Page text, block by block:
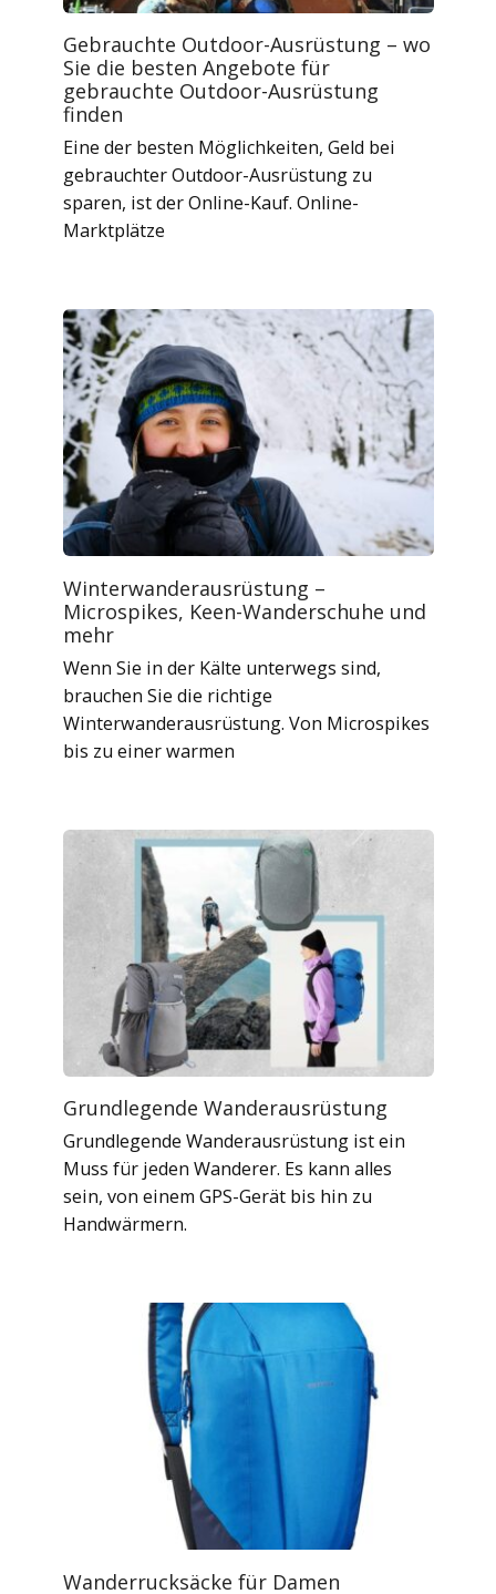
Gebrauchte Outdoor-Ausrüstung – wo
Sie die besten Angebote für
gebrauchte Outdoor-Ausrüstung
finden
Eine der besten Möglichkeiten, Geld bei
gebrauchter Outdoor-Ausrüstung zu
sparen, ist der Online-Kauf. Online-
Marktplätze
Winterwanderausrüstung –
Microspikes, Keen-Wanderschuhe und
mehr
Wenn Sie in der Kälte unterwegs sind,
brauchen Sie die richtige
Winterwanderausrüstung. Von Microspikes
bis zu einer warmen
Grundlegende Wanderausrüstung
Grundlegende Wanderausrüstung ist ein
Muss für jeden Wanderer. Es kann alles
sein, von einem GPS-Gerät bis hin zu
Handwärmern.
Wanderrucksäcke für Damen